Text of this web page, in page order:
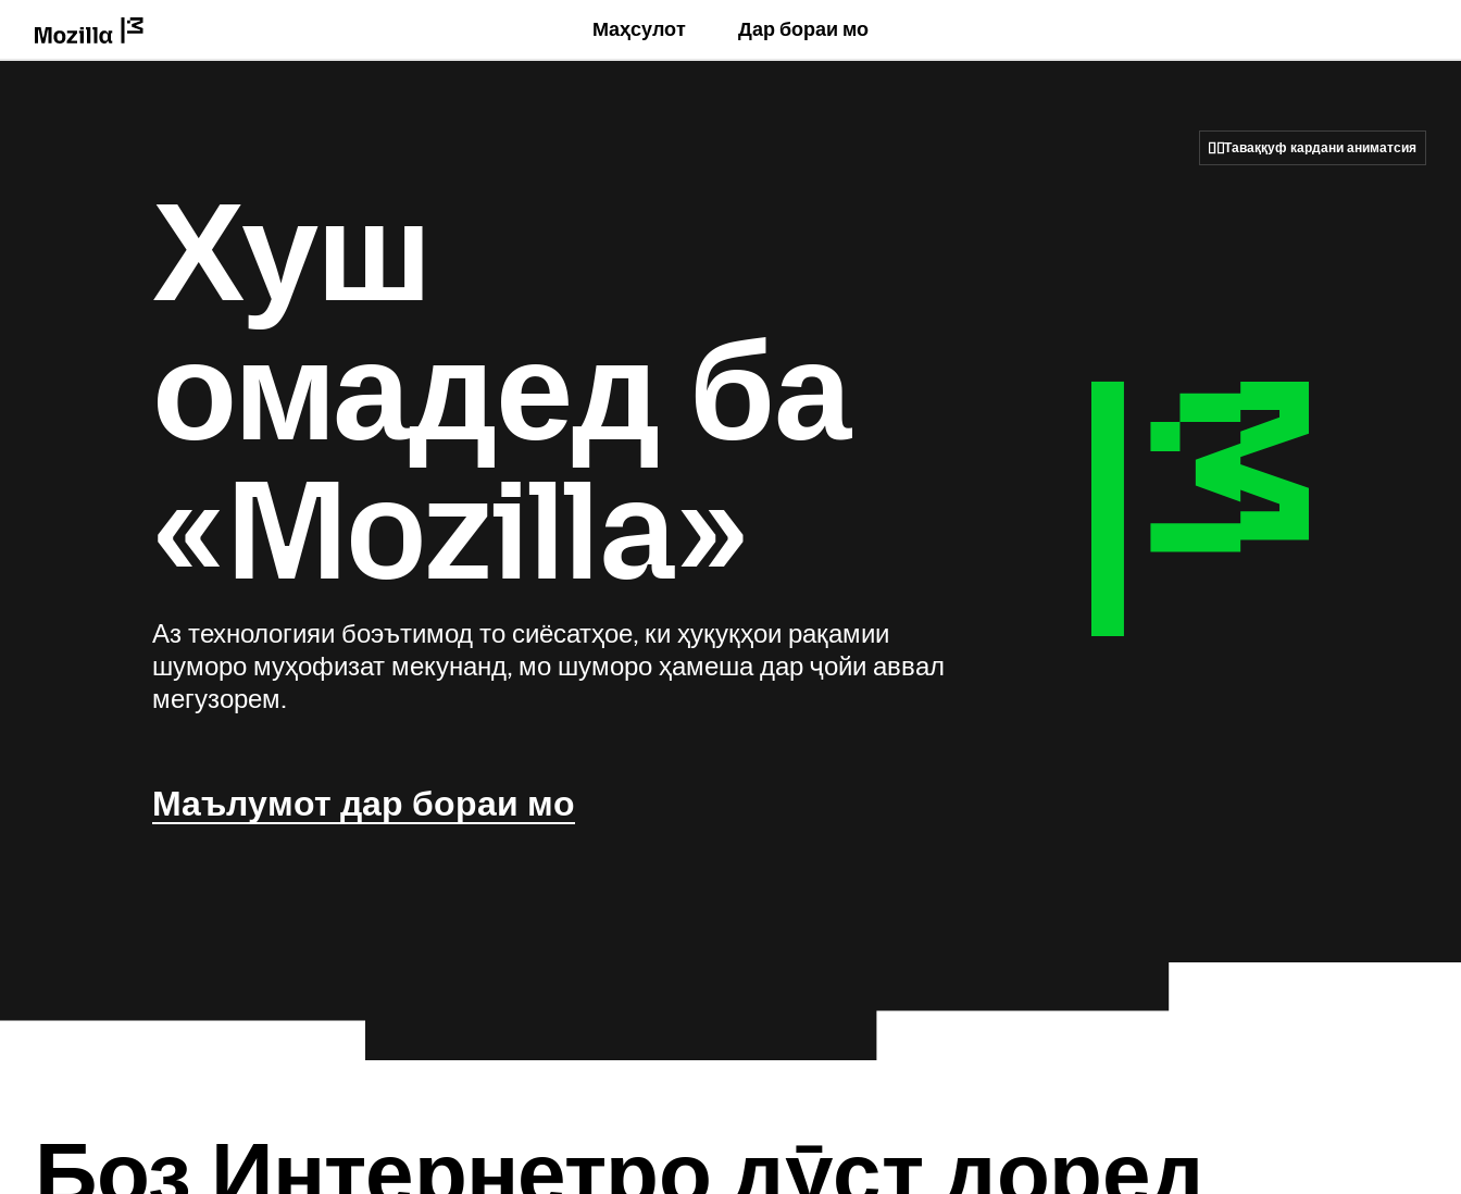
Маҳсулот Дар бораи мо
Таваққуф кардани аниматсия
Хуш
омадед ба
«Mozilla»
Аз технологияи боэътимод то сиёсатҳое, ки ҳуқуқҳои рақамии
шуморо муҳофизат мекунанд, мо шуморо ҳамеша дар ҷойи аввал
мегузорем.
Маълумот дар бораи мо